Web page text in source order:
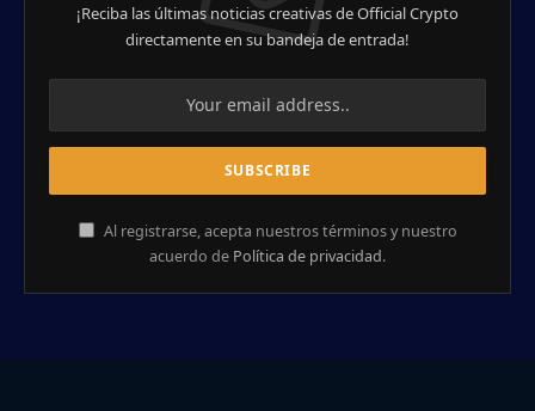
¡Reciba las últimas noticias creativas de Official Crypto
directamente en su bandeja de entrada!
Al registrarse, acepta nuestros términos y nuestro
acuerdo de Política de privacidad.